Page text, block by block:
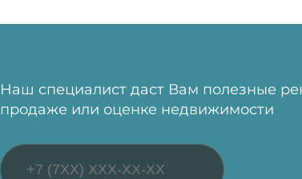
Наш специалист даст Вам полезные
продаже или оценке недвижимости